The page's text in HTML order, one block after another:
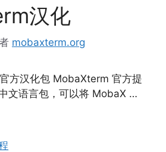
汉化
mobaxterm.org
方汉化包 MobaXterm 官方提
文语言包，可以将 MobaX …